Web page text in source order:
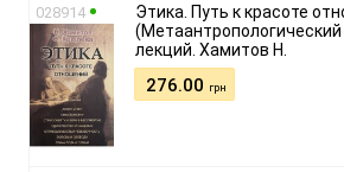
028914
Этика. Путь к красоте
(Метаантропологический
лекций. Хамитов Н.
276.00 грн